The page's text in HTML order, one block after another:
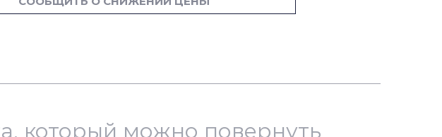
который можно повернуть